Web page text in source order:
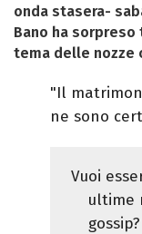
onda stasera-
Bano ha
tema delle nozze
"Il
ne sono
Vuoi
ultime